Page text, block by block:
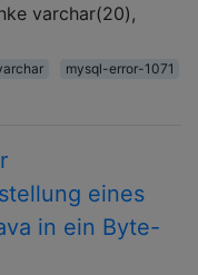
varchar(20),
mysql-error-1071
eines
in ein Byte-